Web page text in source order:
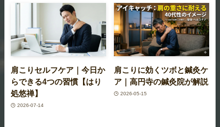
肩こりセルフケア｜今日か
らできる4つの習慣【はり
処悠禅】
2026-07-14
肩こりに効くツボと鍼灸ケ
ア｜高円寺の鍼灸院が解説
2026-05-15